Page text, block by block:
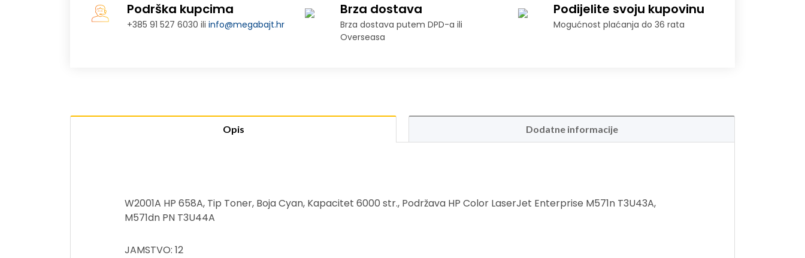
Podrška kupcima
+385 91 527 6030 iliinfo@megabajt.hr
Brza dostava
Brza dostava putem DPD-a ili
Overseasa
Podijelite svoju kupovinu
Mogućnost plaćanja do 36 rata
Opis Dodatne informacije
W2001A HP 658A, Tip Toner, Boja Cyan, Kapacitet 6000 str., Podržava HP Color LaserJet Enterprise M571n T3U43A,
M571dn PN T3U44A
JAMSTVO: 12